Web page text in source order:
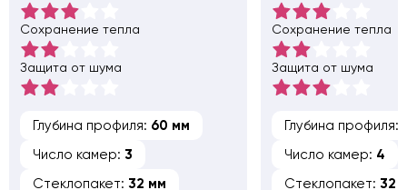
Сохранение тепла
Защита от шума
Глубина профиля: 60 мм
Число камер: 3
Стеклопакет: 32 мм
Сохранение тепла
Защита от шума
Глубина профиля:
Число камер: 4
Стеклопакет: 32